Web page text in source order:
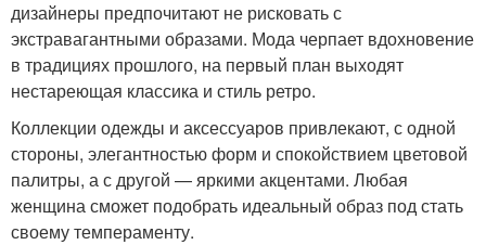
дизайнеры предпочитают не рисковать с
экстравагантными образами. Мода черпает вдохновение
в традициях прошлого, на первый план выходят
нестареющая классика и стиль ретро.
Коллекции одежды и аксессуаров привлекают, с одной
стороны, элегантностью форм и спокойствием цветовой
палитры, а с другой — яркими акцентами. Любая
женщина сможет подобрать идеальный образ под стать
своему темпераменту.